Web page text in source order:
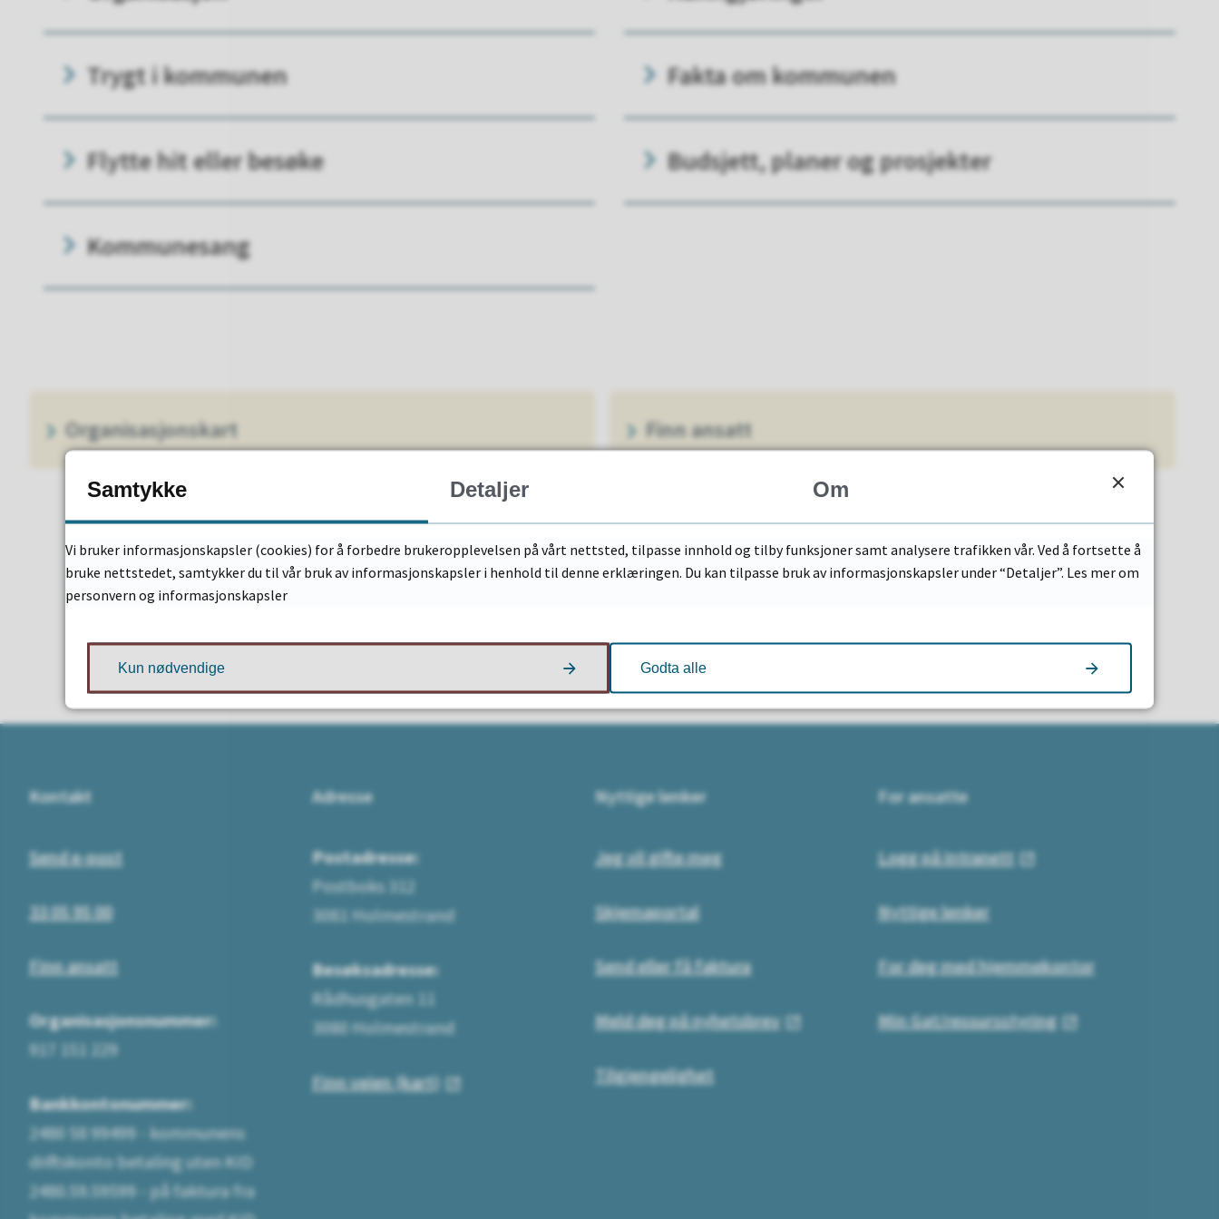
Trygt i kommunen Fakta om kommunen
Flytte hit eller besøke Budsjett, planer og prosjekter
Kommunesang
Organisasjonskart Finn ansatt
Fant du det du lette etter?
Kontakt
Send e-post
33 05 95 00
Finn ansatt
Organisasjonsnummer:
917 151 229
Bankkontonummer:
2480 58 99499 - kommunens
driftskonto betaling uten KID
2480.59.59599 - på faktura fra
Adresse
Postadresse:
Postboks 312
3081 Holmestrand
Besøksadresse:
Rådhusgaten 11
3080 Holmestrand
Finn veien (kart)
Nyttige lenker
Jeg vil gifte meg
Skjemaportal
Send eller få faktura
Meld deg på nyhetsbrev
Tilgjengelighet
For ansatte
Logg på intranett
Nyttige lenker
For deg med hjemmekontor
Min Gat/ressursstyring
Samtykke Detaljer Om
Vi bruker informasjonskapsler (cookies) for å forbedre brukeropplevelsen på vårt nettsted, tilpasse innhold og tilby funksjoner samt analysere trafikken vår. Ved å fortsette å
bruke nettstedet, samtykker du til vår bruk av informasjonskapsler i henhold til denne erklæringen. Du kan tilpasse bruk av informasjonskapsler under “Detaljer”. Les mer om
personvern og informasjonskapsler
Kun nødvendige Godta alle